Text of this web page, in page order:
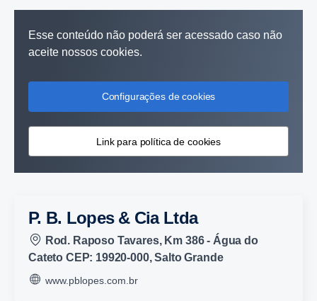
Esse conteúdo não poderá ser acessado caso não
aceite nossos cookies.
Configurações de cookies
Link para política de cookies
P. B. Lopes & Cia Ltda
Rod. Raposo Tavares, Km 386 - Água do
Cateto CEP: 19920-000, Salto Grande
www.pblopes.com.br